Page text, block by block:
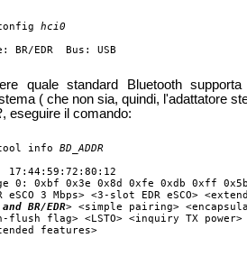
hci0
quale standard Bluetooth
( che non sia, quindi, l'adattatore
, eseguire il comando:
info
BD_ADDR
17:44:59:72:80:12
0: 0xbf 0x3e 0x8d 0xfe 0xdb 0xff
BR/EDR> <simple pairing>